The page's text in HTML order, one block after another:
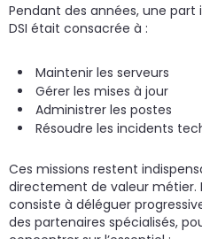
Pendant des années, une part
DSI était consacrée à :
Maintenir les serveurs
Gérer les mises à jour
Administrer les postes
Résoudre les incidents
Ces missions restent
directement de valeur
consiste à déléguer
des partenaires spécialisés,